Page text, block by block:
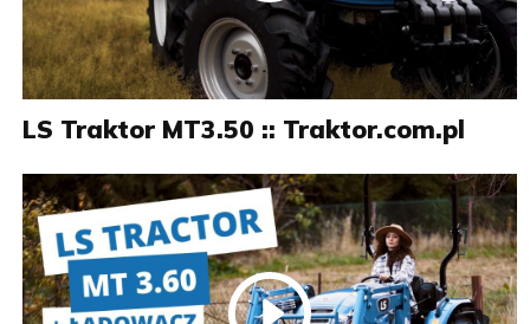
LS Traktor MT3.50 :: Traktor.com.pl